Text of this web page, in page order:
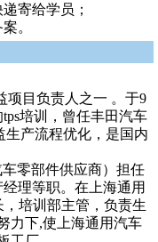
寄给学员；
。
项目负责人之一 。于9
培训，曾任丰田汽车
生产流程优化，是国内
零部件供应商）担任
理等职。在上海通用
培训部主管，负责生
力下,使上海通用汽车